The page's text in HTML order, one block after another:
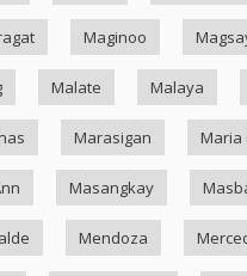
Maginoo
Malate Malaya
Marasigan Maria
Masangkay
Mendoza